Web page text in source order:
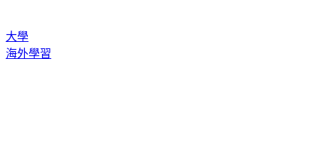
大學
海外學習